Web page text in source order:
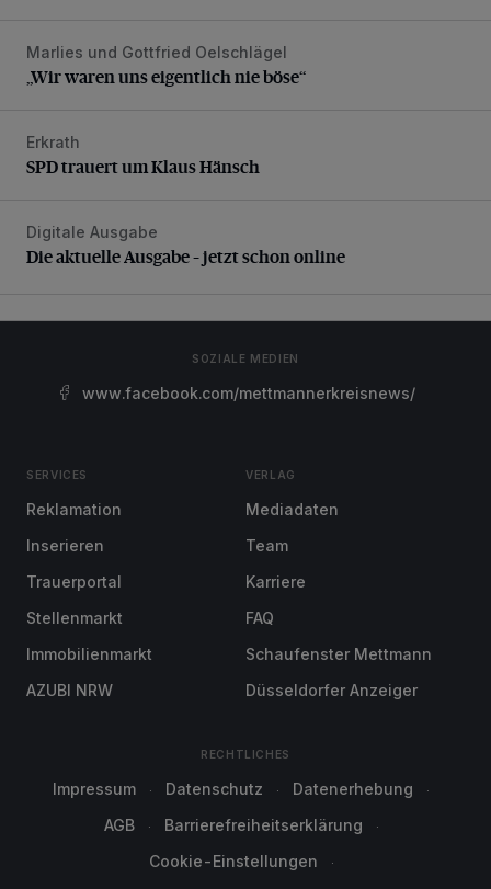
„Wir waren uns eigentlich nie böse“
Marlies und Gottfried Oelschlägel
„Wir waren uns eigentlich nie böse“
SPD trauert um Klaus Hänsch
Erkrath
SPD trauert um Klaus Hänsch
Die aktuelle Ausgabe – jetzt schon online
Digitale Ausgabe
Die aktuelle Ausgabe – jetzt schon online
SOZIALE MEDIEN
www.facebook.com/mettmannerkreisnews/
SERVICES
Reklamation
Inserieren
Trauerportal
Stellenmarkt
Immobilienmarkt
AZUBI NRW
VERLAG
Mediadaten
Team
Karriere
FAQ
Schaufenster Mettmann
Düsseldorfer Anzeiger
RECHTLICHES
Impressum Datenschutz
Datenerhebung
AGB
Barrierefreiheitserklärung
Cookie-Einstellungen